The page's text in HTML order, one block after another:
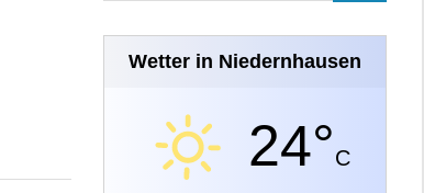
Wetter in Niedernhausen
24°C